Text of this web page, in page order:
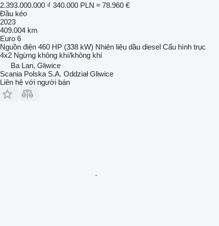
2.393.000.000 ₫ 340.000 PLN ≈ 78.960 €
Đầu kéo
2023
409.004 km
Euro 6
Nguồn điện 460 HP (338 kW) Nhiên liệu dầu diesel Cấu hình trục
4x2 Ngừng không khí/không khí
Ba Lan, Gliwice
Scania Polska S.A. Oddział Gliwice
Liên hệ với người bán